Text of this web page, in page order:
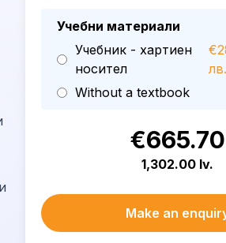
Учебни материали
Учебник - хартиен
носител
лв.
Without a textbook
€665.70
1,302.00 lv.
Make an